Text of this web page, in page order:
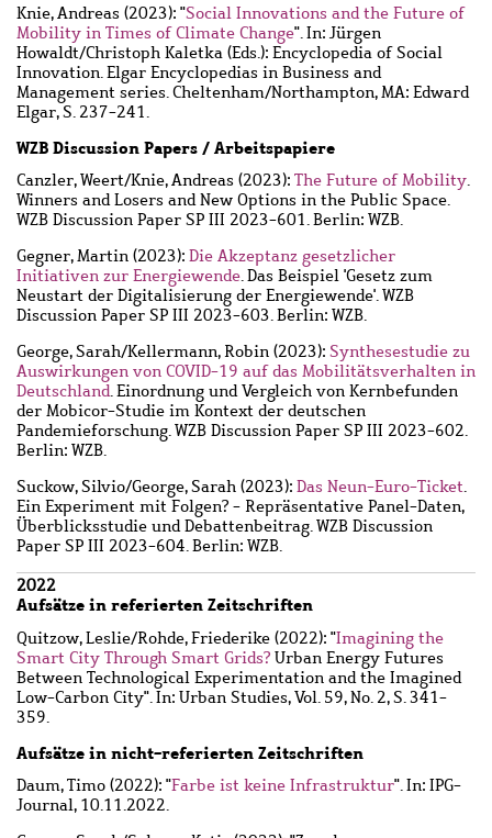
Knie, Andreas (2023): "Social Innovations and the Future of
Mobility in Times of Climate Change". In: Jürgen
Howaldt/Christoph Kaletka (Eds.): Encyclopedia of Social
Innovation. Elgar Encyclopedias in Business and
Management series. Cheltenham/Northampton, MA: Edward
Elgar, S. 237-241.
WZB Discussion Papers / Arbeitspapiere
Canzler, Weert/Knie, Andreas (2023): The Future of Mobility.
Winners and Losers and New Options in the Public Space.
WZB Discussion Paper SP III 2023-601. Berlin: WZB.
Gegner, Martin (2023): Die Akzeptanz gesetzlicher
Initiativen zur Energiewende. Das Beispiel 'Gesetz zum
Neustart der Digitalisierung der Energiewende'. WZB
Discussion Paper SP III 2023-603. Berlin: WZB.
George, Sarah/Kellermann, Robin (2023): Synthesestudie zu
Auswirkungen von COVID-19 auf das Mobilitätsverhalten in
Deutschland. Einordnung und Vergleich von Kernbefunden
der Mobicor-Studie im Kontext der deutschen
Pandemieforschung. WZB Discussion Paper SP III 2023-602.
Berlin: WZB.
Suckow, Silvio/George, Sarah (2023): Das Neun-Euro-Ticket.
Ein Experiment mit Folgen? - Repräsentative Panel-Daten,
Überblicksstudie und Debattenbeitrag. WZB Discussion
Paper SP III 2023-604. Berlin: WZB.
2022
Aufsätze in referierten Zeitschriften
Quitzow, Leslie/Rohde, Friederike (2022): "Imagining the
Smart City Through Smart Grids? Urban Energy Futures
Between Technological Experimentation and the Imagined
Low-Carbon City". In: Urban Studies, Vol. 59, No. 2, S. 341-
359.
Aufsätze in nicht-referierten Zeitschriften
Daum, Timo (2022): "Farbe ist keine Infrastruktur". In: IPG-
Journal, 10.11.2022.